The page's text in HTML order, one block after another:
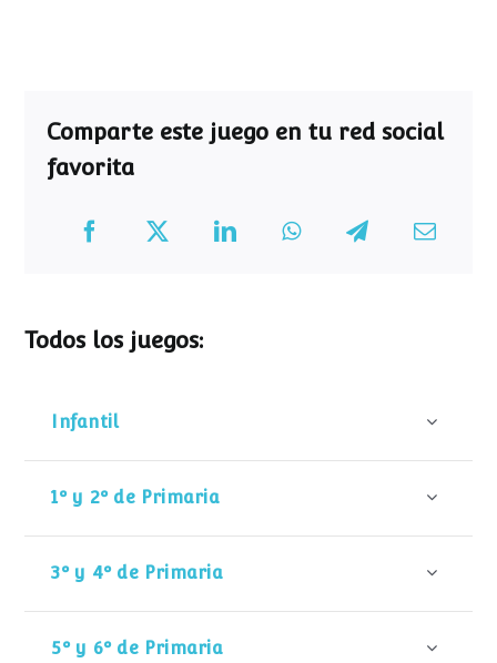
Comparte este juego en tu red social
favorita
Todos los juegos:
Infantil
1º y 2º de Primaria
3º y 4º de Primaria
5º y 6º de Primaria